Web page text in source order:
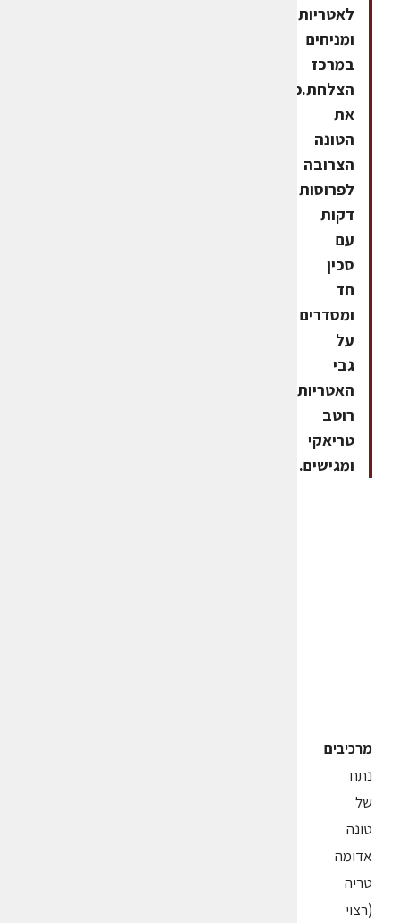
לאטריות
ומניחים
במרכז
הצלחת.פורסים
את
הטונה
הצרובה
לפרוסות
דקות
עם
סכין
חד
ומסדרים
על
גבי
האטריות.מוסיפים
רוטב
טריאקי
ומגישים.
מרכיבים
נתח
של
טונה
אדומה
טריה
(רצוי